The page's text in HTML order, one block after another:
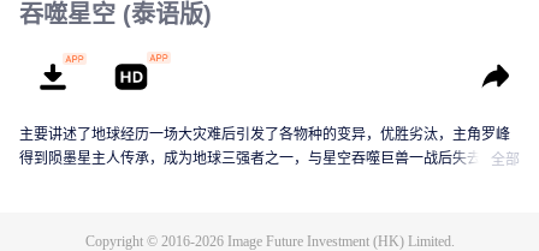
吞噬星空 (泰语版)
主要讲述了地球经历一场大灾难后引发了各物种的变异，优胜劣汰，主角罗峰
得到陨墨星主人传承，成为地球三强者之一，与星空吞噬巨兽一战后失去肉全部
Copyright © 2016-2026Image Future Investment (HK) Limited.